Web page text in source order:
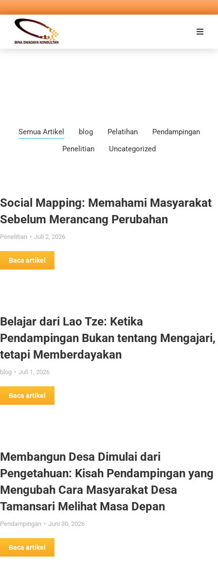
Semua Artikel blog Pelatihan
Pendampingan
Penelitian
Uncategorized
Social Mapping: Memahami Masyarakat
Sebelum Merancang Perubahan
Penelitian Juli 2, 2026
Baca artikel
Belajar dari Lao Tze: Ketika
Pendampingan Bukan tentang Mengajari,
tetapi Memberdayakan
blog Juli 1, 2026
Baca artikel
Membangun Desa Dimulai dari
Pengetahuan: Kisah Pendampingan yang
Mengubah Cara Masyarakat Desa
Tamansari Melihat Masa Depan
Pendampingan Juni 30, 2026
Baca artikel